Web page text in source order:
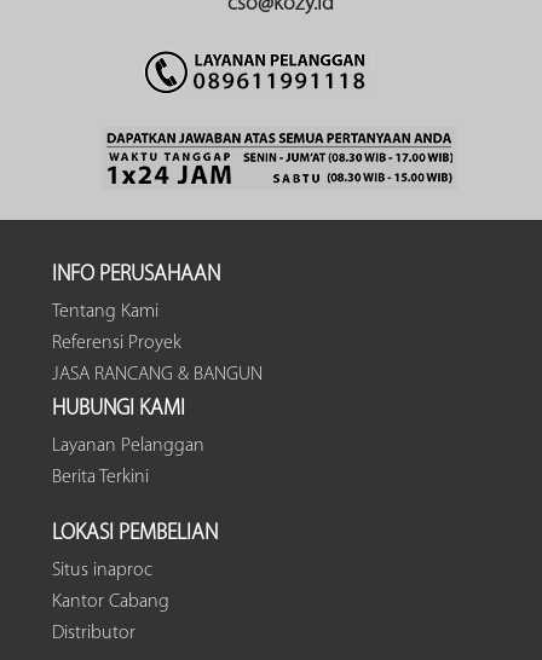
INFO PERUSAHAAN
Tentang Kami
Referensi Proyek
JASA RANCANG & BANGUN
HUBUNGI KAMI
Layanan Pelanggan
Berita Terkini
LOKASI PEMBELIAN
Situs inaproc
Kantor Cabang
Distributor